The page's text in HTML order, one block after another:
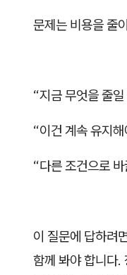
문제는 비용을 줄
“지금 무엇을 줄
“이건 계속 유지
“다른 조건으로
이 질문에 답하려
함께 봐야 합니다.